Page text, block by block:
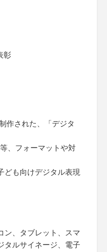
彰
作された、「デジタ
、フォーマットや対
も向けデジタル表現
ン、タブレット、スマ
タルサイネージ、電子